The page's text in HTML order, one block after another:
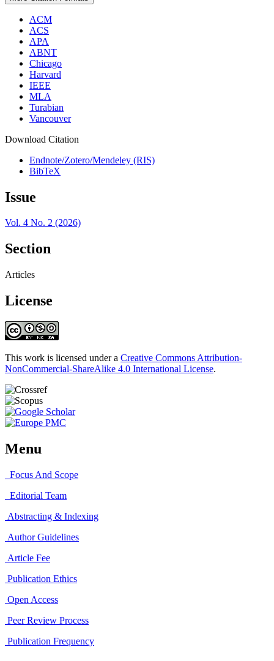
ACM
ACS
APA
ABNT
Chicago
Harvard
IEEE
MLA
Turabian
Vancouver
Download Citation
Endnote/Zotero/Mendeley (RIS)
BibTeX
Issue
Vol. 4 No. 2 (2026)
Section
Articles
License
This work is licensed under a Creative Commons Attribution-
NonCommercial-ShareAlike 4.0 International License.
Menu
Focus And Scope
Editorial Team
Abstracting & Indexing
Author Guidelines
Article Fee
Publication Ethics
Open Access
Peer Review Process
Publication Frequency